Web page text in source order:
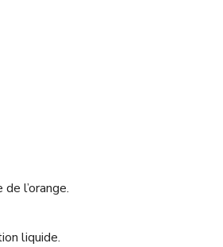
l’orange.
liquide.